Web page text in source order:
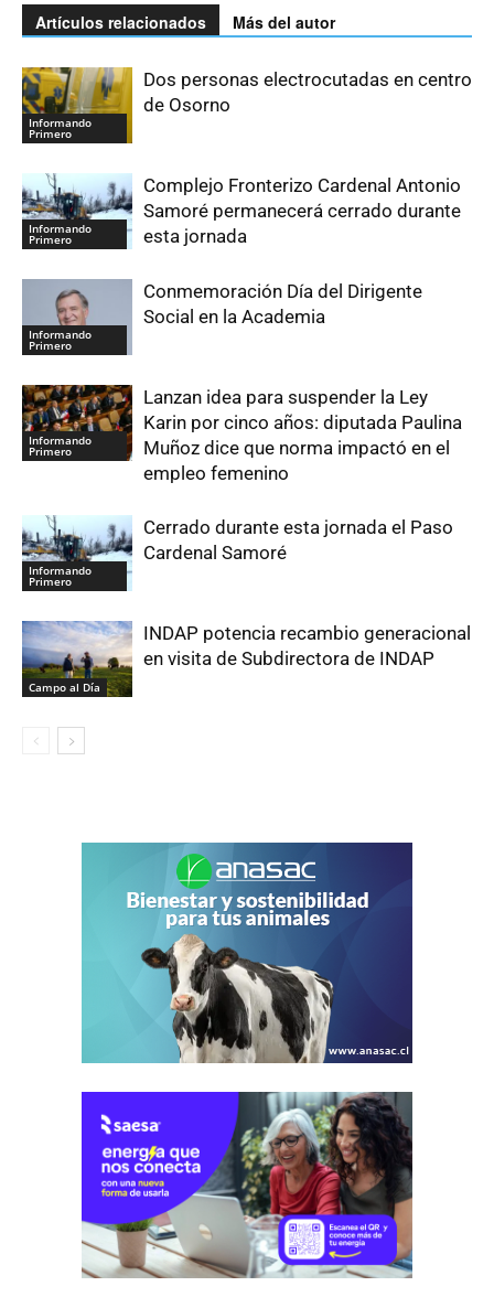
Artículos relacionados Más del autor
Informando
Primero
Dos personas electrocutadas en centro
de Osorno
Informando
Primero
Complejo Fronterizo Cardenal Antonio
Samoré permanecerá cerrado durante
esta jornada
Informando
Primero
Conmemoración Día del Dirigente
Social en la Academia
Informando
Primero
Lanzan idea para suspender la Ley
Karin por cinco años: diputada Paulina
Muñoz dice que norma impactó en el
empleo femenino
Informando
Primero
Cerrado durante esta jornada el Paso
Cardenal Samoré
Campo al Día
INDAP potencia recambio generacional
en visita de Subdirectora de INDAP